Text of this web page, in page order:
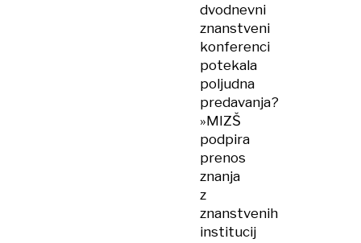
dvodnevni
znanstveni
konferenci
potekala
poljudna
predavanja?
»MIZŠ
podpira
prenos
znanja
z
znanstvenih
institucij